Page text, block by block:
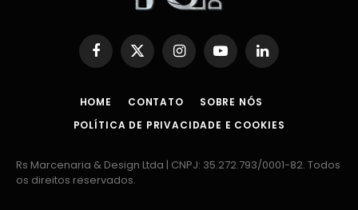
Facebook
X
(Twitter)
InstagramYouTubeLinkedIn
HOME CONTATO
SOBRE NÓS
POLÍTICA DE PRIVACIDADE E COOKIES
Rs Marcenaria & Design Ltda | CNPJ: 35.272.793/0001-82. Todos
os direitos reservados.